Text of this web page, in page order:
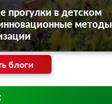
прогулки в детском
методы
блоги